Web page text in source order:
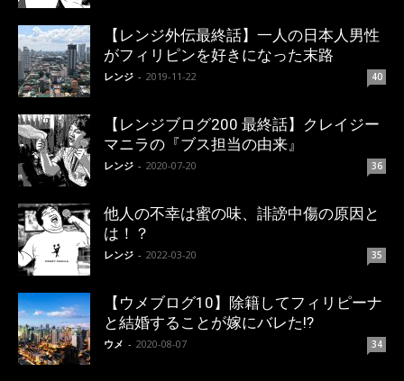
【レンジ外伝最終話】一人の日本人男性
がフィリピンを好きになった末路
レンジ - 2019-11-22 40
【レンジブログ200 最終話】クレイジー
マニラの『ブス担当の由来』
レンジ - 2020-07-20 36
他人の不幸は蜜の味、誹謗中傷の原因と
は！？
レンジ - 2022-03-20 35
【ウメブログ10】除籍してフィリピーナ
と結婚することが嫁にバレた!?
ウメ - 2020-08-07 34